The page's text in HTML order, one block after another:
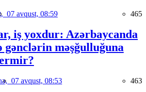
07 avqust, 08:59 465
iş yoxdur: Azərbaycanda
gənclərin məşğulluğuna
07 avqust, 08:53 463